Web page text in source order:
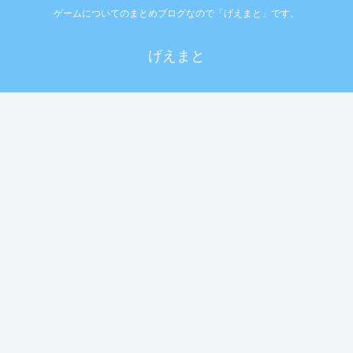
ゲームについてのまとめブログなので「げえまと」です。
げえまと